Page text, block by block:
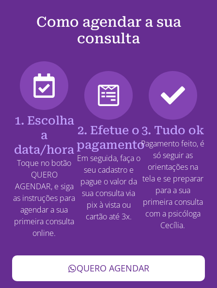
Como agendar a sua
consulta
1. Escolha
a
data/hora
Toque no botão
QUERO
AGENDAR, e siga
as instruções para
agendar a sua
primeira consulta
online.
2. Efetue o
pagamento
Em seguida, faça o
seu cadastro e
pague o valor da
sua consulta via
pix à vista ou
cartão até 3x.
3. Tudo ok
Pagamento feito, é
só seguir as
orientações na
tela e se preparar
para a sua
primeira consulta
com a psicóloga
Cecília.
QUERO AGENDAR